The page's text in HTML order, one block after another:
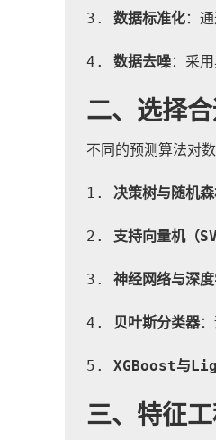
3. 数据标准化：
4. 数据去噪：采
二、选择
不同的预测算法对
1. 决策树与随机
2. 支持向量机（
3. 神经网络与深
4. 贝叶斯分类器
5. XGBoost与
三、特征